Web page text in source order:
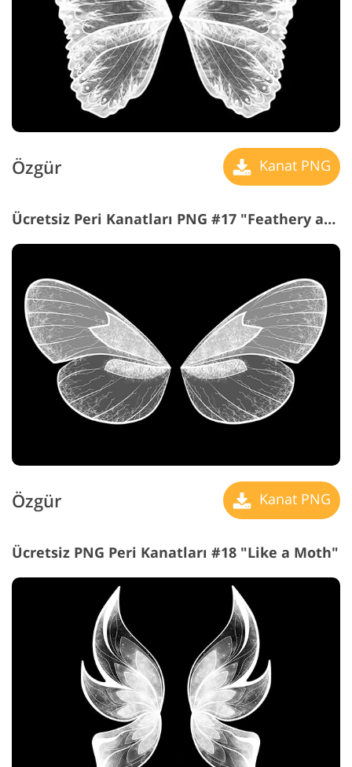
Özgür Kanat PNG
Ücretsiz Peri Kanatları PNG #17 "Feathery and Light"
Özgür Kanat PNG
Ücretsiz PNG Peri Kanatları #18 "Like a Moth"